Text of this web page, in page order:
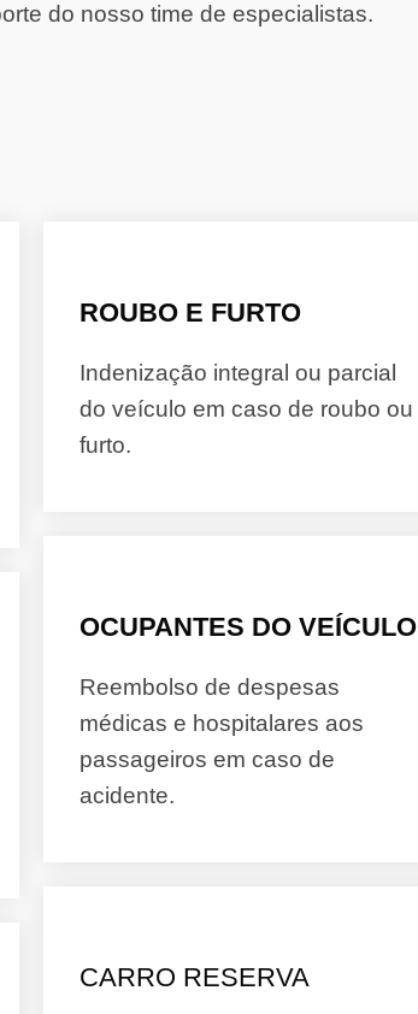
do nosso time de especialistas.
ROUBO E FURTO
Indenização integral ou parcial
do veículo em caso de roubo ou
furto.
OCUPANTES DO VEÍCULO
Reembolso de despesas
médicas e hospitalares aos
passageiros em caso de
acidente.
CARRO RESERVA